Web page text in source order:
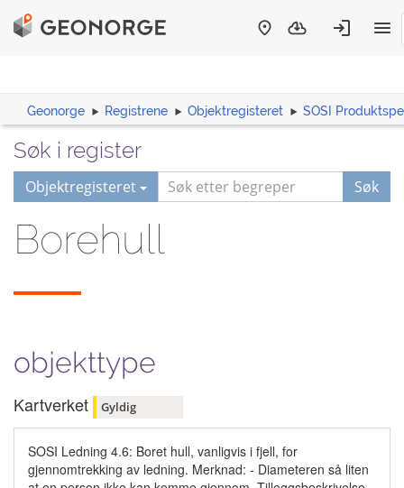
Geonorge Registrene Objektregisteret SOSI
Søk i register
Objektregisteret Søk
Borehull
objekttype
Kartverket Gyldig
SOSI Ledning 4.6: Boret hull, vanligvis i fjell, for
gjennomtrekking av ledning. Merknad: - Diameteren så liten